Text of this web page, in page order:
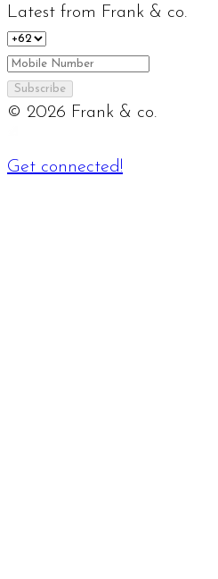
Latest from Frank & co.
Subscribe
© 2026 Frank & co.
Get connected!